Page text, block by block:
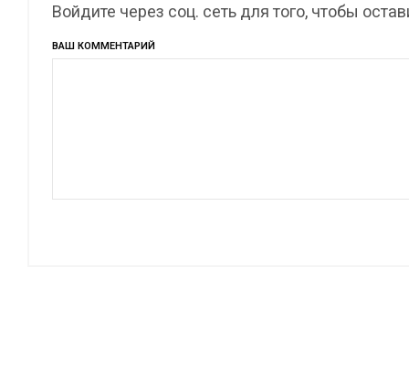
Войдите через соц. сеть для того, чтобы
ВАШ КОММЕНТАРИЙ